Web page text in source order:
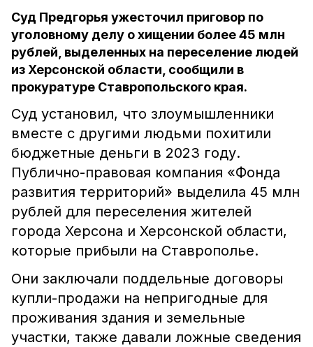
Суд Предгорья ужесточил приговор по
уголовному делу о хищении более 45 млн
рублей, выделенных на переселение людей
из Херсонской области, сообщили в
прокуратуре Ставропольского края.
Суд установил, что злоумышленники
вместе с другими людьми похитили
бюджетные деньги в 2023 году.
Публично-правовая компания «Фонда
развития территорий» выделила 45 млн
рублей для переселения жителей
города Херсона и Херсонской области,
которые прибыли на Ставрополье.
Они заключали поддельные договоры
купли-продажи на непригодные для
проживания здания и земельные
участки, также давали ложные сведения